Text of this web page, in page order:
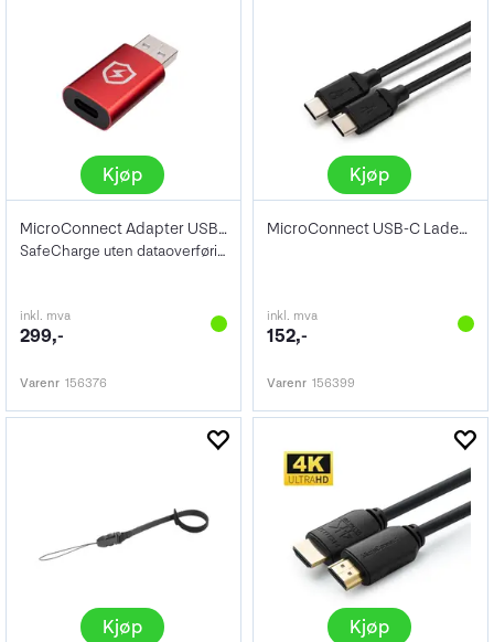
Kjøp
MicroConnect Adapter USB-A til C
SafeCharge uten dataoverføring
inkl. mva
299,-
Varenr 156376
Kjøp
MicroConnect USB-C Ladekabel Sort 1m
inkl. mva
152,-
Varenr 156399
Kjøp Kjøp